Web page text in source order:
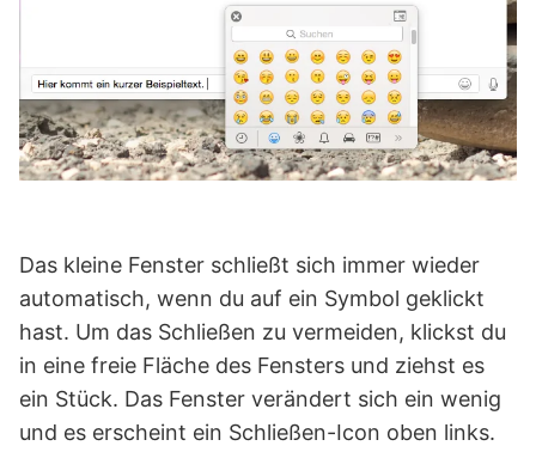
Das kleine Fenster schließt sich immer wieder
automatisch, wenn du auf ein Symbol geklickt
hast. Um das Schließen zu vermeiden, klickst du
in eine freie Fläche des Fensters und ziehst es
ein Stück. Das Fenster verändert sich ein wenig
und es erscheint ein Schließen-Icon oben links.